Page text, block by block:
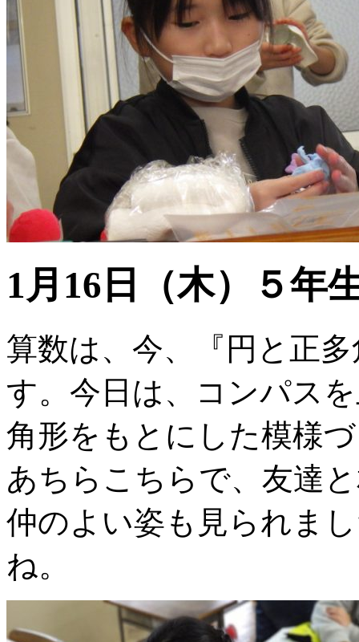
1月16日（木）５年
算数は、今、『円と正
す。今日は、コンパス
角形をもとにした模様
あちらこちらで、友達
仲のよい姿も見られま
ね。